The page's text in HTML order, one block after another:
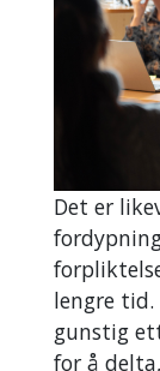
Det er
lengre
gunstig
for å